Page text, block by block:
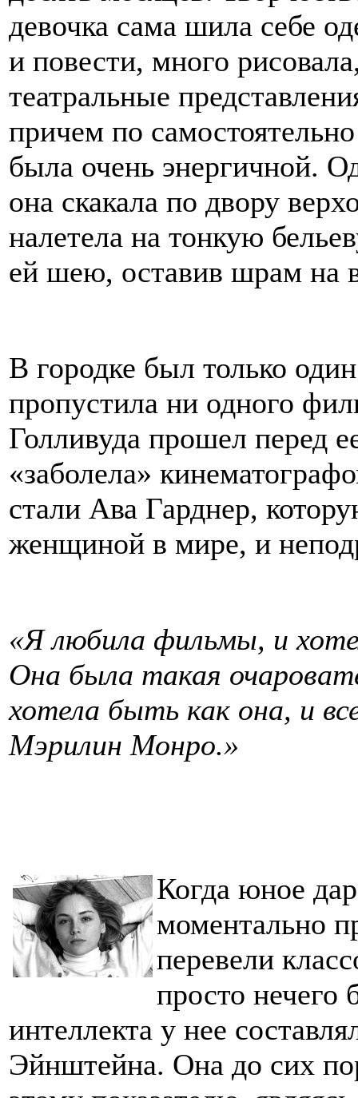
девочка сама шила себе
и повести, много
театральные
причем по
была очень энергичной.
она скакала по двору
налетела на тонкую
ей шею, оставив шрам на
В городке был только
пропустила ни одного
Голливуда прошел перед
«заболела»
стали Ава Гарднер,
женщиной в мире, и
«Я любила фильмы, и
Она была такая
хотела быть как она, и
Мэрилин Монро.»
Когда юное
моментально
перевели
просто нечего
интеллекта у нее
Эйнштейна. Она до сих